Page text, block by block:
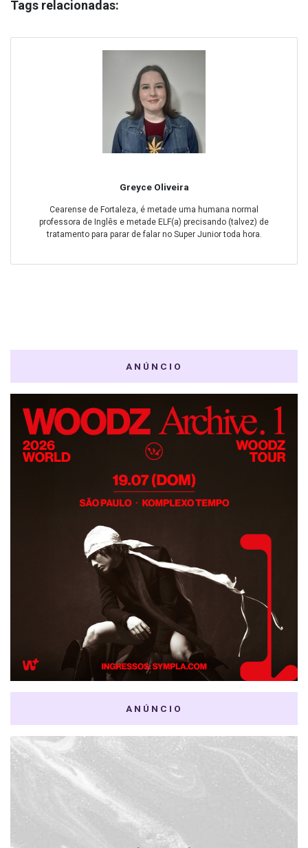
Tags relacionadas:
Greyce Oliveira
Cearense de Fortaleza, é metade uma humana normal
professora de Inglês e metade ELF(a) precisando (talvez) de
tratamento para parar de falar no Super Junior toda hora.
ANÚNCIO
ANÚNCIO